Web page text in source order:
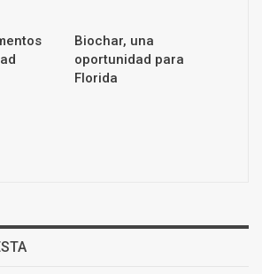
Biochar, una
oportunidad para
Florida